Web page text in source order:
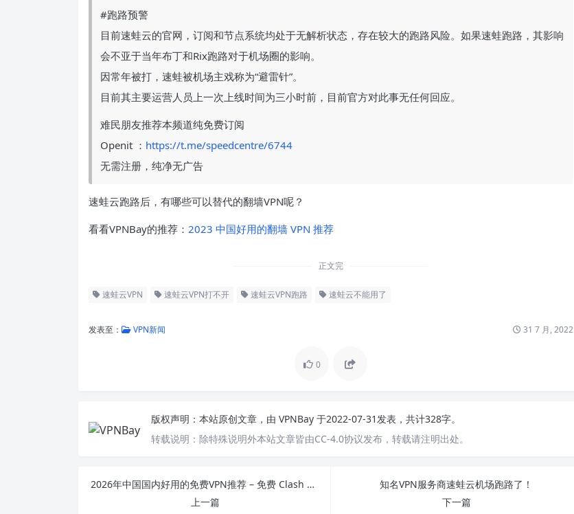
#跑路预警
目前速蛙云的官网，订阅和节点系统均处于无解析状态，存在较大的跑路风险。如果速蛙跑路，其影响
会不亚于当年布丁和Rix跑路对于机场圈的影响。
因常年被打，速蛙被机场主戏称为“避雷针”。
目前其主要运营人员上一次上线时间为三小时前，目前官方对此事无任何回应。
难民朋友推荐本频道纯免费订阅
Openit ： https://t.me/speedcentre/6744
无需注册，纯净无广告
速蛙云跑路后，有哪些可以替代的翻墙VPN呢？
看看VPNBay的推荐： 2023 中国好用的翻墙 VPN 推荐
正文完
速蛙云VPN 速蛙云VPN打不开 速蛙云VPN跑路 速蛙云不能用了
发表至： VPN新闻 31 7 月, 2022
0
版权声明： 本站原创文章，由 VPNBay 于2022-07-31发表，共计328字。
转载说明： 除特殊说明外本站文章皆由CC-4.0协议发布，转载请注明出处。
2026年中国国内好用的免费VPN推荐 – 免费 Clash 节点分享
上一篇
知名VPN服务商速蛙云机场跑路了！
下一篇